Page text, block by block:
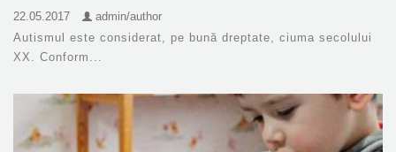
A COPIILOR CU AUTISM
22.05.2017
admin/author
Autismul este considerat, pe bună dreptate, ciuma secolului
XX. Conform...